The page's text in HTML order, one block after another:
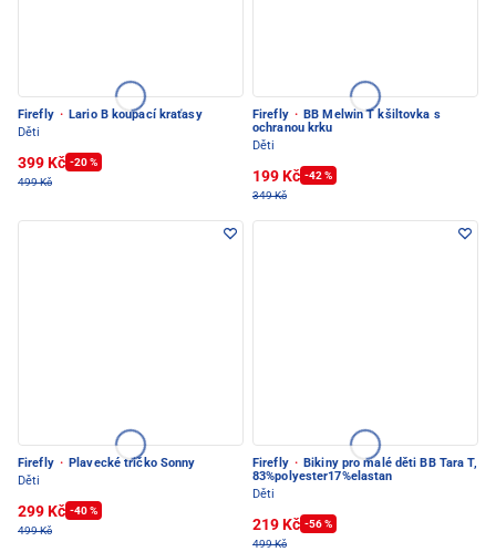
Firefly · Lario B koupací kraťasy
Děti
399 Kč -20 %
499 Kč
Firefly · BB Melwin T kšiltovka s
ochranou krku
Děti
199 Kč -42 %
349 Kč
Firefly · Plavecké tričko Sonny
Děti
299 Kč -40 %
499 Kč
Firefly · Bikiny pro malé děti BB Tara T,
83%polyester17%elastan
Děti
219 Kč -56 %
499 Kč